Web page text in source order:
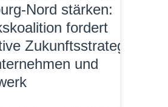
Nord stärken:
fordert
Zukunftsstrategie
und